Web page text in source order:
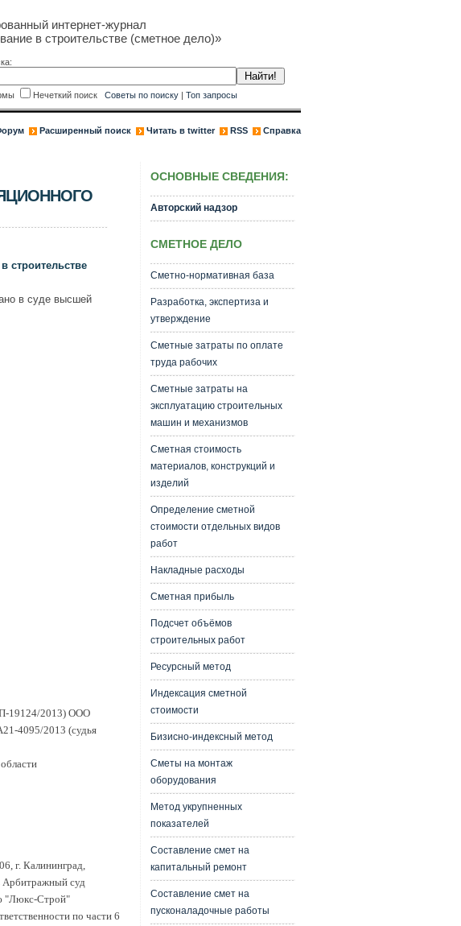
интернет-журнал
в строительстве (сметное дело)»
Нечеткий поиск Советы по поиску| Топ запросы
Расширенный поиск Читать в twitter RSS Справка
строительстве
в суде высшей
19124/2013) ООО
4095/2013 (судья
г. Калининград,
Арбитражный суд
"Люкс-Строй"
по части 6
ОСНОВНЫЕ СВЕДЕНИЯ:
Авторский надзор
СМЕТНОЕ ДЕЛО
Сметно-нормативная база
Разработка, экспертиза и
утверждение
Сметные затраты по оплате
труда рабочих
Сметные затраты на
эксплуатацию строительных
машин и механизмов
Сметная стоимость
материалов, конструкций и
изделий
Определение сметной
стоимости отдельных видов
работ
Накладные расходы
Сметная прибыль
Подсчет объёмов
строительных работ
Ресурсный метод
Индексация сметной
стоимости
Бизисно-индексный метод
Сметы на монтаж
оборудования
Метод укрупненных
показателей
Составление смет на
капитальный ремонт
Составление смет на
пусконаладочные работы